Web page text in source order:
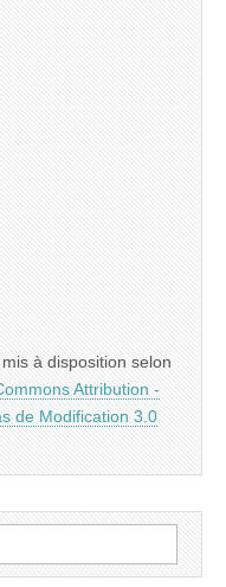
à disposition selon
Attribution -
de Modification 3.0